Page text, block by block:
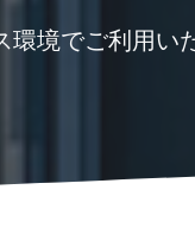
境でご利用い